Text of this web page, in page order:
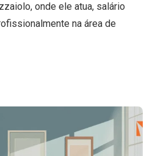
onde ele atua, salário
na área de